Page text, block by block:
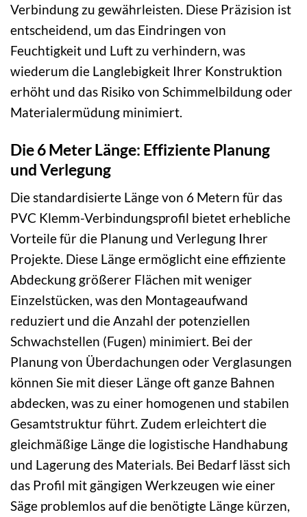
Verbindung zu gewährleisten. Diese Präzision ist
entscheidend, um das Eindringen von
Feuchtigkeit und Luft zu verhindern, was
wiederum die Langlebigkeit Ihrer Konstruktion
erhöht und das Risiko von Schimmelbildung oder
Materialermüdung minimiert.
Die 6 Meter Länge: Effiziente Planung
und Verlegung
Die standardisierte Länge von 6 Metern für das
PVC Klemm-Verbindungsprofil bietet erhebliche
Vorteile für die Planung und Verlegung Ihrer
Projekte. Diese Länge ermöglicht eine effiziente
Abdeckung größerer Flächen mit weniger
Einzelstücken, was den Montageaufwand
reduziert und die Anzahl der potenziellen
Schwachstellen (Fugen) minimiert. Bei der
Planung von Überdachungen oder Verglasungen
können Sie mit dieser Länge oft ganze Bahnen
abdecken, was zu einer homogenen und stabilen
Gesamtstruktur führt. Zudem erleichtert die
gleichmäßige Länge die logistische Handhabung
und Lagerung des Materials. Bei Bedarf lässt sich
das Profil mit gängigen Werkzeugen wie einer
Säge problemlos auf die benötigte Länge kürzen,